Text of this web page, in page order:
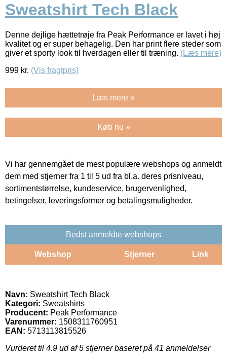
Sweatshirt Tech Black
Denne dejlige hættetrøje fra Peak Performance er lavet i høj
kvalitet og er super behagelig. Den har print flere steder som
giver et sporty look til hverdagen eller til træning. (Læs mere)
999 kr. (Vis fragtpris)
Læs mere »
Køb nu »
Vi har gennemgået de mest populære webshops og anmeldt
dem med stjerner fra 1 til 5 ud fra bl.a. deres prisniveau,
sortimentstørrelse, kundeservice, brugervenlighed,
betingelser, leveringsformer og betalingsmuligheder.
Bedst anmeldte webshops
Webshop Stjerner Link
Navn: Sweatshirt Tech Black
Kategori: Sweatshirts
Producent: Peak Performance
Varenummer: 1508311760951
EAN: 5713113815526
Vurderet til 4.9 ud af 5 stjerner baseret på 41 anmeldelser